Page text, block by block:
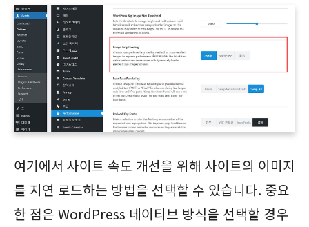
여기에서 사이트 속도 개선을 위해 사이트의 이미지
를 지연 로드하는 방법을 선택할 수 있습니다. 중요
한 점은 WordPress 네이티브 방식을 선택할 경우